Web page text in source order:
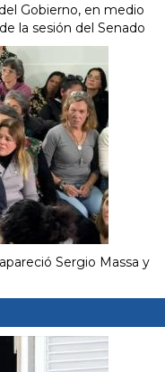
Gobierno, en medio
la sesión del Senado
Sergio Massa y